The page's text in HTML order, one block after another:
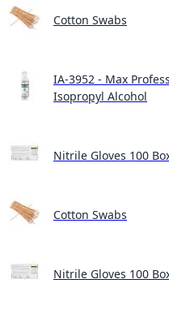
Cotton Swabs
IA-3952 - Max
Isopropyl Alcohol
Nitrile Gloves 100
Cotton Swabs
Nitrile Gloves 100